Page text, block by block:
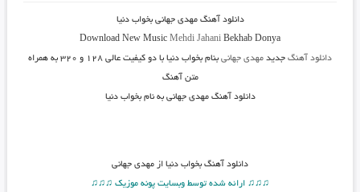
دانلود آهنگمهدی جهانی بخواب دنیا
Download New Music Mehdi Jahani Bekhab Donya
دانلود آهنگجدید مهدی جهانیبنام بخواب دنیا
با دو کیفیت عالی ۱۲۸ و ۳۲۰ به همراه
متن آهنگ
دانلود آهنگ مهدی جهانی به نام بخواب دنیا
دانلود آهنگبخواب دنیا از مهدی جهانی
♫♫♫ ارائه شده توسط وبسایت پونه موزیک ♫♫♫